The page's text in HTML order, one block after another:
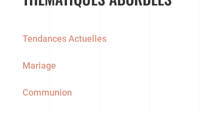
Tendances Actuelles
Mariage
Communion